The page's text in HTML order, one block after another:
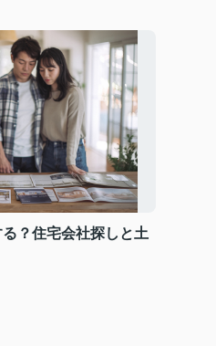
？住宅会社探しと土